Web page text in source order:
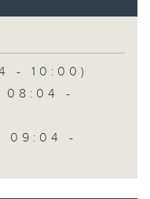
- 10:00)
08:04 -
09:04 -